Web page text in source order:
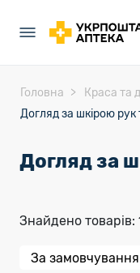
Головна Краса та
Догляд за шкірою рук
Догляд за
Знайдено товарів: